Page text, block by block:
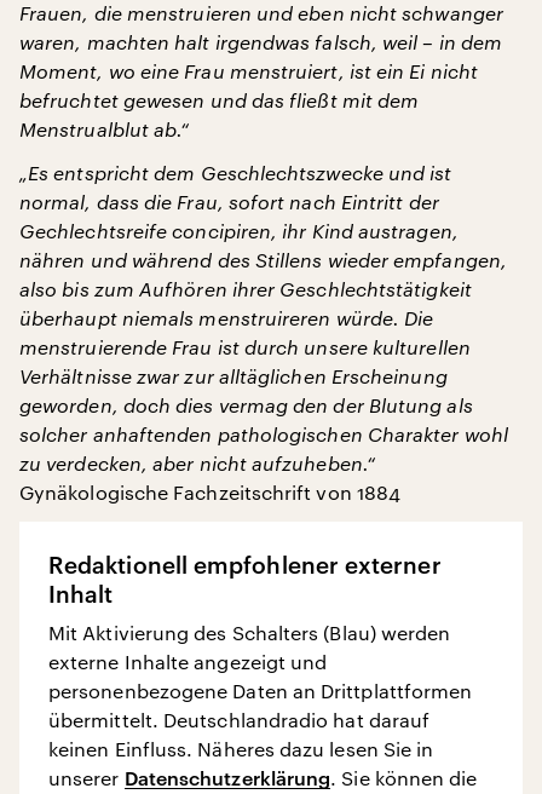
Frauen, die menstruieren und eben nicht schwanger
waren, machten halt irgendwas falsch, weil – in dem
Moment, wo eine Frau menstruiert, ist ein Ei nicht
befruchtet gewesen und das fließt mit dem
Menstrualblut ab.“
„Es entspricht dem Geschlechtszwecke und ist
normal, dass die Frau, sofort nach Eintritt der
Gechlechtsreife concipiren, ihr Kind austragen,
nähren und während des Stillens wieder empfangen,
also bis zum Aufhören ihrer Geschlechtstätigkeit
überhaupt niemals menstruireren würde. Die
menstruierende Frau ist durch unsere kulturellen
Verhältnisse zwar zur alltäglichen Erscheinung
geworden, doch dies vermag den der Blutung als
solcher anhaftenden pathologischen Charakter wohl
zu verdecken, aber nicht aufzuheben.“
Gynäkologische Fachzeitschrift von 1884
Redaktionell empfohlener externer
Inhalt
Mit Aktivierung des Schalters (Blau) werden
externe Inhalte angezeigt und
personenbezogene Daten an Drittplattformen
übermittelt. Deutschlandradio hat darauf
keinen Einfluss. Näheres dazu lesen Sie in
unserer Datenschutzerklärung. Sie können die